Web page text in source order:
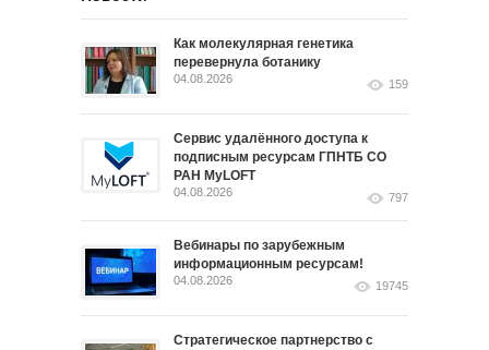
Как молекулярная генетика
перевернула ботанику
04.08.2026 159
Сервис удалённого доступа к
подписным ресурсам ГПНТБ СО
РАН MyLOFT
04.08.2026 797
Вебинары по зарубежным
информационным ресурсам!
04.08.2026 19745
Стратегическое партнерство с